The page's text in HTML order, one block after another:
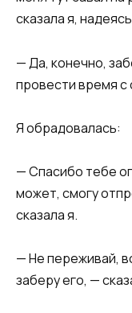
сказала я,
​​— Да, конечно,
провести время
​​Я обрадовалась:​​
​​— Спасибо тебе
может, смогу
сказала я.​​
​​— Не переживай,
заберу его, —